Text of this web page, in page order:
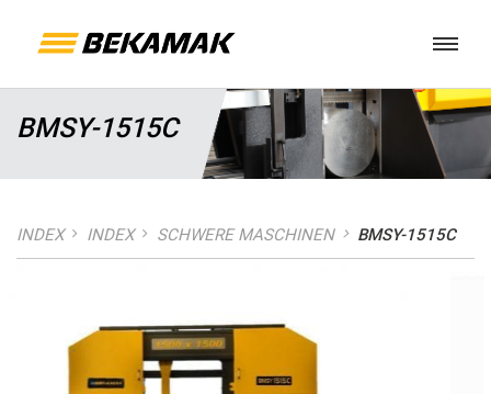
BMSY-1515C
INDEX INDEX SCHWERE MASCHINEN BMSY-1515C